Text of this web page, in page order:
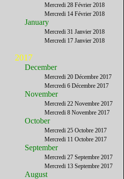
Mercredi 28 Février 2018
Mercredi 14 Février 2018
January
Mercredi 31 Janvier 2018
Mercredi 17 Janvier 2018
2017
December
Mercredi 20 Décembre 2017
Mercredi 6 Décembre 2017
November
Mercredi 22 Novembre 2017
Mercredi 8 Novembre 2017
October
Mercredi 25 Octobre 2017
Mercredi 11 Octobre 2017
September
Mercredi 27 Septembre 2017
Mercredi 13 Septembre 2017
August